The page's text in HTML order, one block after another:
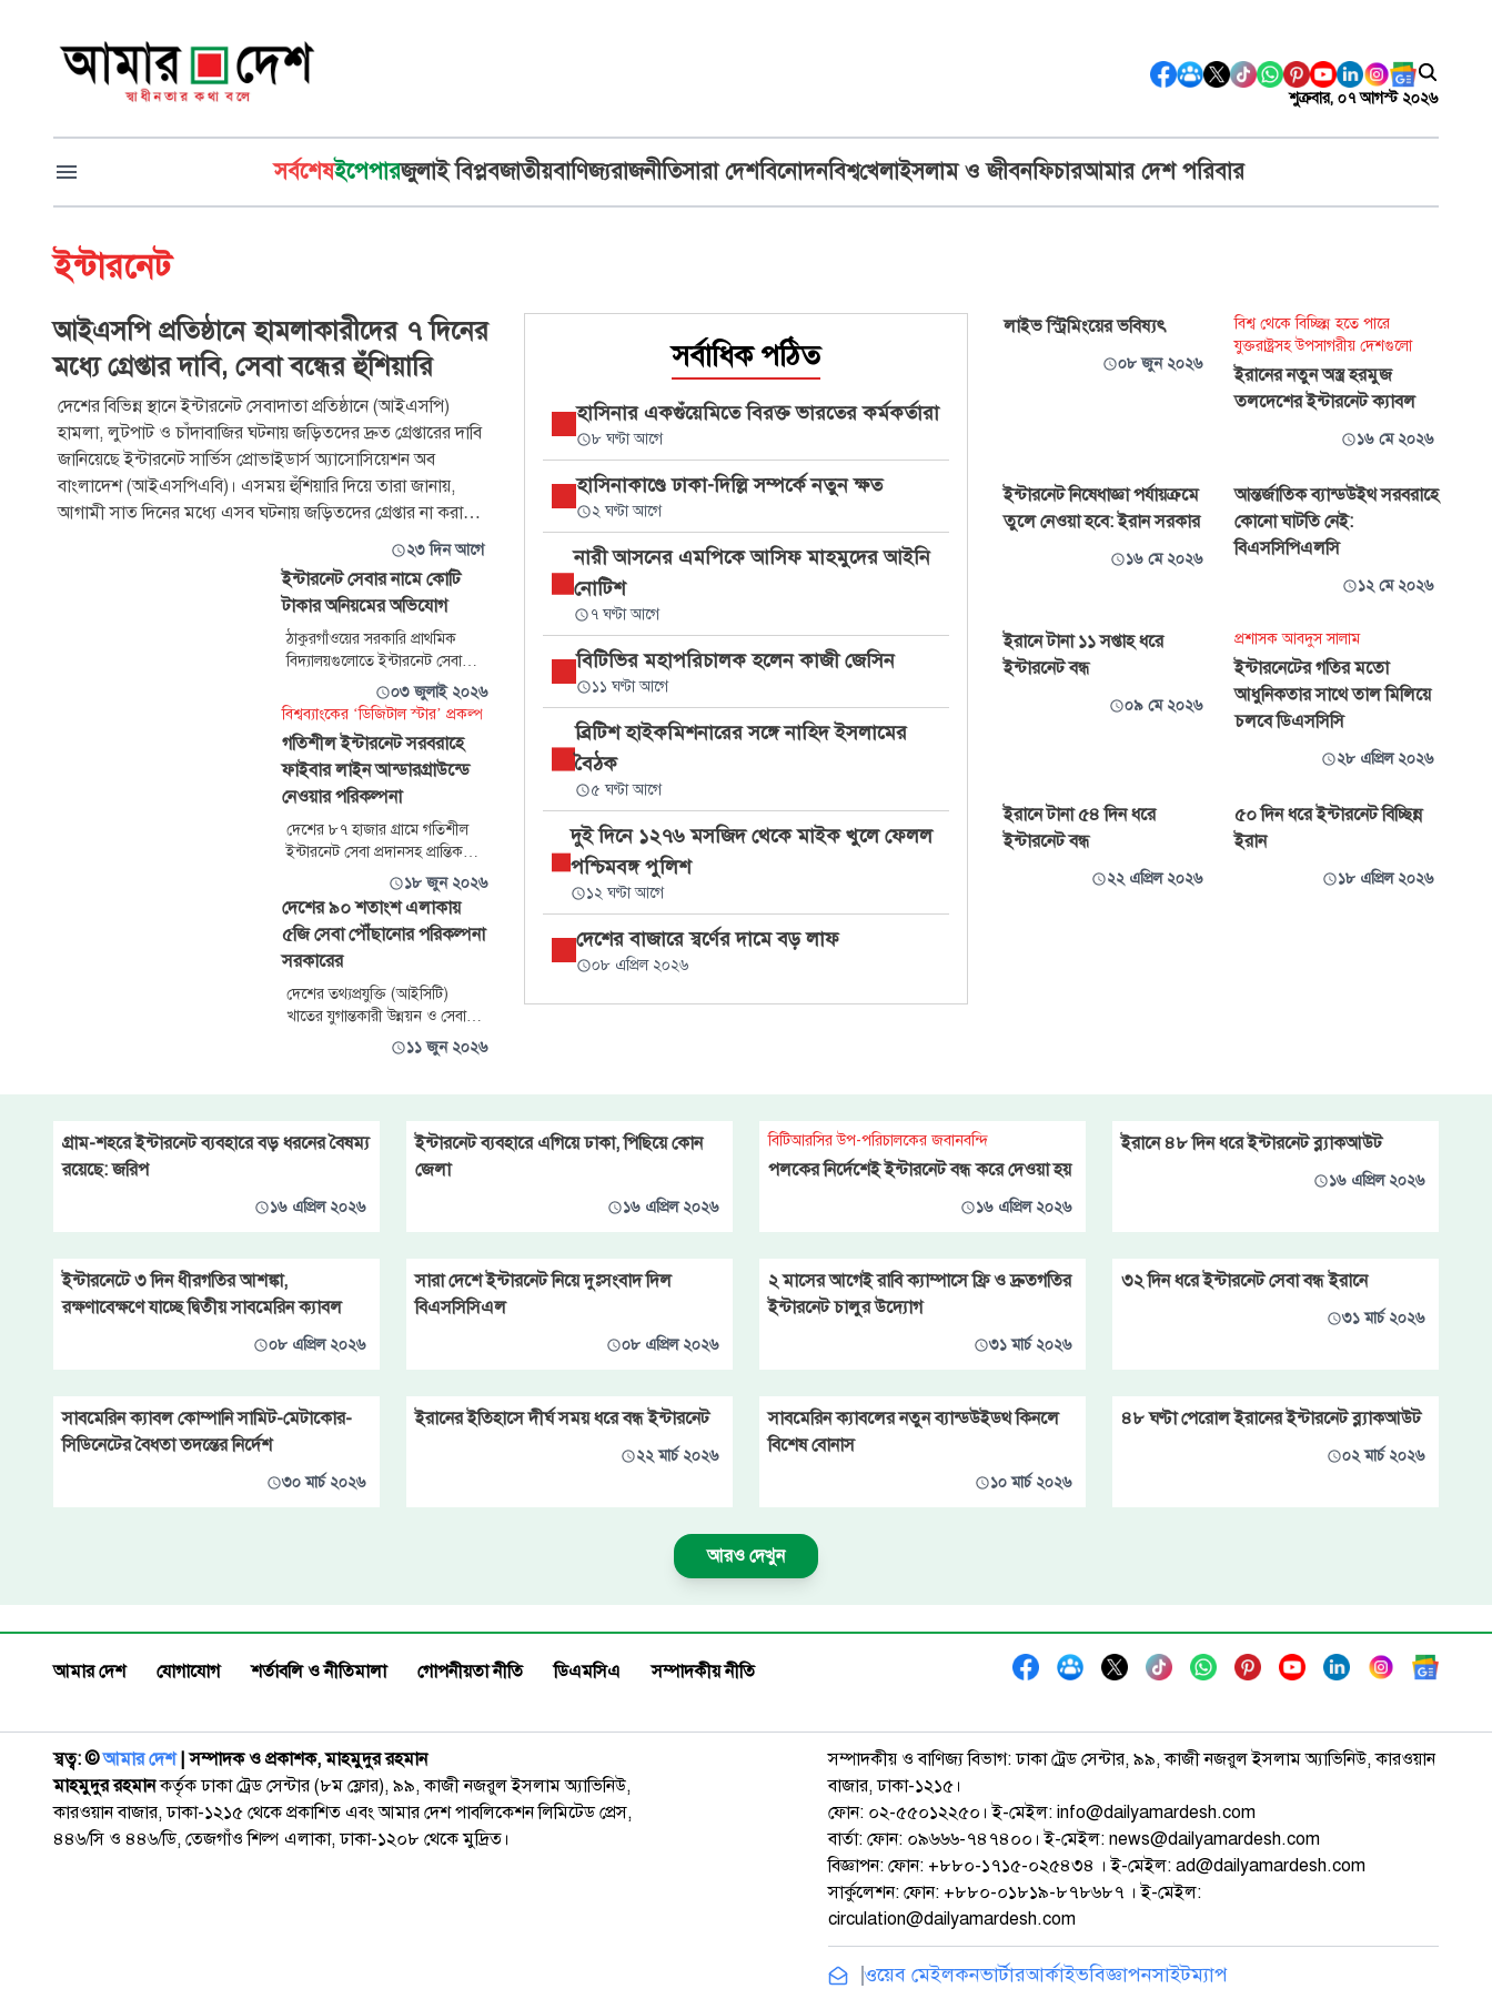
শুক্রবার, ০৭ আগস্ট ২০২৬
সর্বশেষইপেপারজুলাই বিপ্লবজাতীয়বাণিজ্যরাজনীতিসারা দেশবিনোদনবিশ্বখেলাইসলাম ও জীবনফিচারআমার দেশ পরিবার
ইন্টারনেট
আইএসপি প্রতিষ্ঠানে হামলাকারীদের ৭ দিনের
মধ্যে গ্রেপ্তার দাবি, সেবা বন্ধের হুঁশিয়ারি
দেশের বিভিন্ন স্থানে ইন্টারনেট সেবাদাতা প্রতিষ্ঠানে (আইএসপি)
হামলা, লুটপাট ও চাঁদাবাজির ঘটনায় জড়িতদের দ্রুত গ্রেপ্তারের দাবি
জানিয়েছে ইন্টারনেট সার্ভিস প্রোভাইডার্স অ্যাসোসিয়েশন অব
বাংলাদেশ (আইএসপিএবি)। এসময় হুঁশিয়ারি দিয়ে তারা জানায়,
আগামী সাত দিনের মধ্যে এসব ঘটনায় জড়িতদের গ্রেপ্তার না করা
২৩ দিন আগে
ইন্টারনেট সেবার নামে কোটি
টাকার অনিয়মের অভিযোগ
ঠাকুরগাঁওয়ের সরকারি প্রাথমিক
বিদ্যালয়গুলোতে ইন্টারনেট সেবা
প্রদানের নামে কোটি টাকার
অনিয়মের অভিযোগ উঠেছে।
প্রাথমিক শিক্ষা অধিদপ্তরের সঙ্গে
চুক্তিবদ্ধ টেলিওয়ের কমিউনিকেশন
(ইডিসি) নামের একটি প্রতিষ্ঠান
অনেক বিদ্যালয়ে প্রয়োজনীয়
যন্ত্রপাতি (রাউটার/ডিভাইস) স্থাপন
করলেও নিয়মিত ইন্টারনেট সংযোগ
না দিয়েই মাস
০৩ জুলাই ২০২৬
বিশ্বব্যাংকের ‘ডিজিটাল স্টার’ প্রকল্প
গতিশীল ইন্টারনেট সরবরাহে
ফাইবার লাইন আন্ডারগ্রাউন্ডে
নেওয়ার পরিকল্পনা
দেশের ৮৭ হাজার গ্রামে গতিশীল
ইন্টারনেট সেবা প্রদানসহ প্রান্তিক
জনগোষ্ঠীকে তথ্য ও প্রযুক্তিতে
এগিয়ে নেওয়ার লক্ষ্যে ফাইবার লাইন
আন্ডারগ্রাউন্ডে স্থাপনের পরিকল্পনা
রয়েছে সরকারের। তবে বিভিন্ন
টানাপোড়েনে আটকে আছে
প্রকল্পটির অগ্রগতি। বাংলাদেশের
আবেদনের পরিপ্রেক্ষিতে বিশ্বব্যাংক
ইতঃপূর্বে এ-সংক্রান্ত একটি
১৮ জুন ২০২৬
দেশের ৯০ শতাংশ এলাকায়
৫জি সেবা পৌঁছানোর পরিকল্পনা
সরকারের
দেশের তথ্যপ্রযুক্তি (আইসিটি)
খাতের যুগান্তকারী উন্নয়ন ও সেবার
মান বৈশ্বিক মানে উন্নীত করতে
একগুচ্ছ নতুন ও সংস্কারমুখী
১১ জুন ২০২৬
সর্বাধিক পঠিত
হাসিনার একগুঁয়েমিতে বিরক্ত ভারতের কর্মকর্তারা
৮ ঘণ্টা আগে
হাসিনাকাণ্ডে ঢাকা-দিল্লি সম্পর্কে নতুন ক্ষত
২ ঘণ্টা আগে
নারী আসনের এমপিকে আসিফ মাহমুদের আইনি
নোটিশ
৭ ঘণ্টা আগে
বিটিভির মহাপরিচালক হলেন কাজী জেসিন
১১ ঘণ্টা আগে
ব্রিটিশ হাইকমিশনারের সঙ্গে নাহিদ ইসলামের
বৈঠক
৫ ঘণ্টা আগে
দুই দিনে ১২৭৬ মসজিদ থেকে মাইক খুলে ফেলল
পশ্চিমবঙ্গ পুলিশ
১২ ঘণ্টা আগে
দেশের বাজারে স্বর্ণের দামে বড় লাফ
০৮ এপ্রিল ২০২৬
লাইভ স্ট্রিমিংয়ের ভবিষ্যৎ
০৮ জুন ২০২৬
বিশ্ব থেকে বিচ্ছিন্ন হতে পারে
যুক্তরাষ্ট্রসহ উপসাগরীয় দেশগুলো
ইরানের নতুন অস্ত্র হরমুজ
তলদেশের ইন্টারনেট ক্যাবল
১৬ মে ২০২৬
ইন্টারনেট নিষেধাজ্ঞা পর্যায়ক্রমে
তুলে নেওয়া হবে: ইরান সরকার
১৬ মে ২০২৬
আন্তর্জাতিক ব্যান্ডউইথ সরবরাহে
কোনো ঘাটতি নেই:
বিএসসিপিএলসি
১২ মে ২০২৬
ইরানে টানা ১১ সপ্তাহ ধরে
ইন্টারনেট বন্ধ
০৯ মে ২০২৬
প্রশাসক আবদুস সালাম
ইন্টারনেটের গতির মতো
আধুনিকতার সাথে তাল মিলিয়ে
চলবে ডিএসসিসি
২৮ এপ্রিল ২০২৬
ইরানে টানা ৫৪ দিন ধরে
ইন্টারনেট বন্ধ
২২ এপ্রিল ২০২৬
৫০ দিন ধরে ইন্টারনেট বিচ্ছিন্ন
ইরান
১৮ এপ্রিল ২০২৬
গ্রাম-শহরে ইন্টারনেট ব্যবহারে বড় ধরনের বৈষম্য
রয়েছে: জরিপ
১৬ এপ্রিল ২০২৬
ইন্টারনেট ব্যবহারে এগিয়ে ঢাকা, পিছিয়ে কোন
জেলা
১৬ এপ্রিল ২০২৬
বিটিআরসির উপ-পরিচালকের জবানবন্দি
পলকের নির্দেশেই ইন্টারনেট বন্ধ করে দেওয়া হয়
১৬ এপ্রিল ২০২৬
ইরানে ৪৮ দিন ধরে ইন্টারনেট ব্ল্যাকআউট
১৬ এপ্রিল ২০২৬
ইন্টারনেটে ৩ দিন ধীরগতির আশঙ্কা,
রক্ষণাবেক্ষণে যাচ্ছে দ্বিতীয় সাবমেরিন ক্যাবল
০৮ এপ্রিল ২০২৬
সারা দেশে ইন্টারনেট নিয়ে দুঃসংবাদ দিল
বিএসসিসিএল
০৮ এপ্রিল ২০২৬
২ মাসের আগেই রাবি ক্যাম্পাসে ফ্রি ও দ্রুতগতির
ইন্টারনেট চালুর উদ্যোগ
৩১ মার্চ ২০২৬
৩২ দিন ধরে ইন্টারনেট সেবা বন্ধ ইরানে
৩১ মার্চ ২০২৬
সাবমেরিন ক্যাবল কোম্পানি সামিট-মেটাকোর-
সিডিনেটের বৈধতা তদন্তের নির্দেশ
৩০ মার্চ ২০২৬
ইরানের ইতিহাসে দীর্ঘ সময় ধরে বন্ধ ইন্টারনেট
২২ মার্চ ২০২৬
সাবমেরিন ক্যাবলের নতুন ব্যান্ডউইডথ কিনলে
বিশেষ বোনাস
১০ মার্চ ২০২৬
৪৮ ঘণ্টা পেরোল ইরানের ইন্টারনেট ব্ল্যাকআউট
০২ মার্চ ২০২৬
আরও দেখুন
আমার দেশ যোগাযোগ শর্তাবলি ও নীতিমালা গোপনীয়তা নীতি ডিএমসিএ সম্পাদকীয় নীতি
স্বত্ব: ©️আমার দেশ| সম্পাদক ও প্রকাশক, মাহমুদুর রহমান
মাহমুদুর রহমানকর্তৃক ঢাকা ট্রেড সেন্টার (৮ম ফ্লোর), ৯৯, কাজী নজরুল ইসলাম অ্যাভিনিউ,
কারওয়ান বাজার, ঢাকা-১২১৫ থেকে প্রকাশিত এবং আমার দেশ পাবলিকেশন লিমিটেড প্রেস,
৪৪৬/সি ও ৪৪৬/ডি, তেজগাঁও শিল্প এলাকা, ঢাকা-১২০৮ থেকে মুদ্রিত।
সম্পাদকীয় ও বাণিজ্য বিভাগ: ঢাকা ট্রেড সেন্টার, ৯৯, কাজী নজরুল ইসলাম অ্যাভিনিউ, কারওয়ান
বাজার, ঢাকা-১২১৫।
ফোন: ০২-৫৫০১২২৫০। ই-মেইল: info@dailyamardesh.com
বার্তা: ফোন: ০৯৬৬৬-৭৪৭৪০০। ই-মেইল: news@dailyamardesh.com
বিজ্ঞাপন: ফোন: +৮৮০-১৭১৫-০২৫৪৩৪ । ই-মেইল: ad@dailyamardesh.com
সার্কুলেশন: ফোন: +৮৮০-০১৮১৯-৮৭৮৬৮৭ । ই-মেইল:
circulation@dailyamardesh.com
ওয়েব মেইলকনভার্টারআর্কাইভবিজ্ঞাপনসাইটম্যাপ